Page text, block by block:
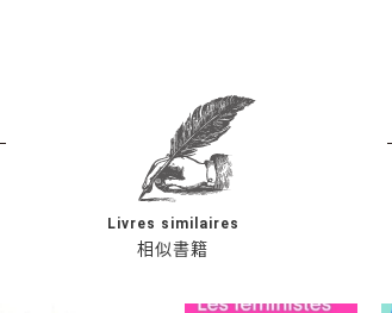
相似書籍
Livres similaires